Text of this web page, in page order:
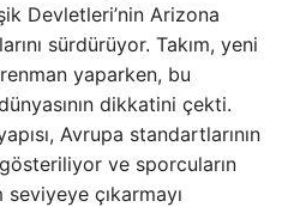
Devletleri’nin Arizona
sürdürüyor. Takım, yeni
yaparken, bu
dikkatini çekti.
Avrupa standartlarının
ve sporcuların
çıkarmayı